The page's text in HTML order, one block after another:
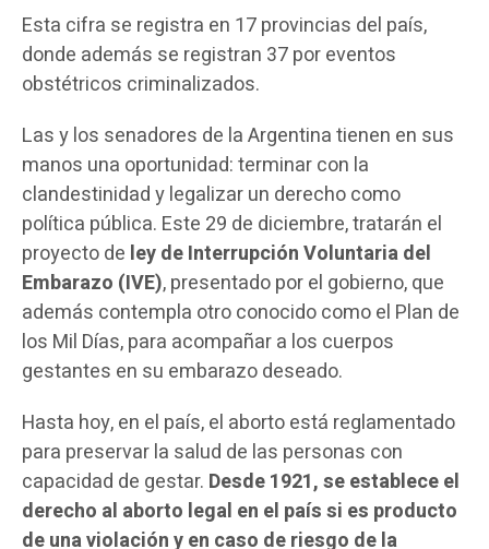
Esta cifra se registra en 17 provincias del país,
donde además se registran 37 por eventos
obstétricos criminalizados.
Las y los senadores de la Argentina tienen en sus
manos una oportunidad: terminar con la
clandestinidad y legalizar un derecho como
política pública. Este 29 de diciembre, tratarán el
proyecto de ley de Interrupción Voluntaria del
Embarazo (IVE), presentado por el gobierno, que
además contempla otro conocido como el Plan de
los Mil Días, para acompañar a los cuerpos
gestantes en su embarazo deseado.
Hasta hoy, en el país, el aborto está reglamentado
para preservar la salud de las personas con
capacidad de gestar. Desde 1921, se establece el
derecho al aborto legal en el país si es producto
de una violación y en caso de riesgo de la